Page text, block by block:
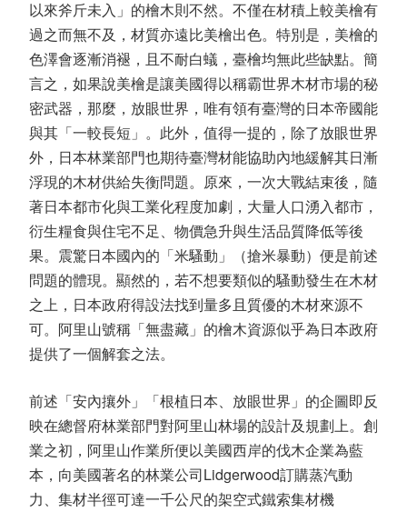
以來斧斤未入」的檜木則不然。不僅在材積上較美檜有
過之而無不及，材質亦遠比美檜出色。特別是，美檜的
色澤會逐漸消褪，且不耐白蟻，臺檜均無此些缺點。簡
言之，如果說美檜是讓美國得以稱霸世界木材市場的秘
密武器，那麼，放眼世界，唯有領有臺灣的日本帝國能
與其「一較長短」。此外，值得一提的，除了放眼世界
外，日本林業部門也期待臺灣材能協助內地緩解其日漸
浮現的木材供給失衡問題。原來，一次大戰結束後，隨
著日本都市化與工業化程度加劇，大量人口湧入都市，
衍生糧食與住宅不足、物價急升與生活品質降低等後
果。震驚日本國內的「米騷動」（搶米暴動）便是前述
問題的體現。顯然的，若不想要類似的騷動發生在木材
之上，日本政府得設法找到量多且質優的木材來源不
可。阿里山號稱「無盡藏」的檜木資源似乎為日本政府
提供了一個解套之法。
前述「安內攘外」「根植日本、放眼世界」的企圖即反
映在總督府林業部門對阿里山林場的設計及規劃上。創
業之初，阿里山作業所便以美國西岸的伐木企業為藍
本，向美國著名的林業公司Lidgerwood訂購蒸汽動
力、集材半徑可達一千公尺的架空式鐵索集材機